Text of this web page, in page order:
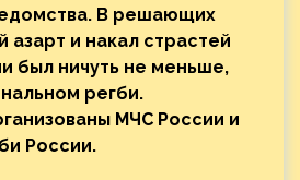
В решающих
азарт и накал страстей
был ничуть не меньше,
регби.
МЧС России и
России.